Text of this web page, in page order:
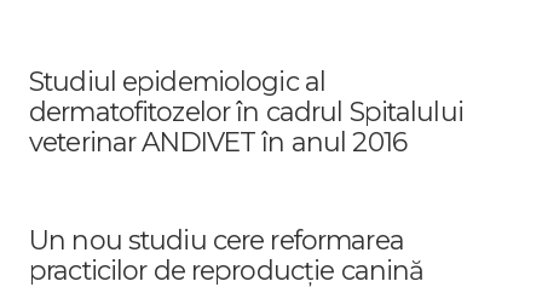
Studiul epidemiologic al
dermatofitozelor în cadrul Spitalului
veterinar ANDIVET în anul 2016
Un nou studiu cere reformarea
practicilor de reproducție canină